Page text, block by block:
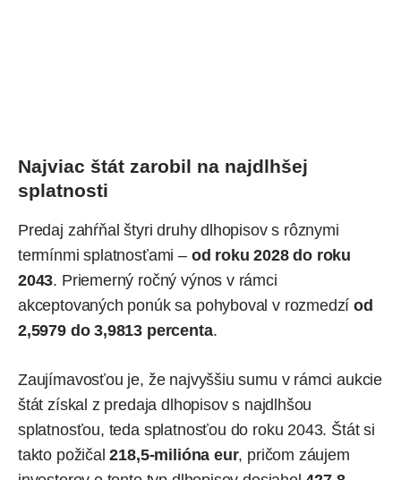
Najviac štát zarobil na najdlhšej
splatnosti
Predaj zahŕňal štyri druhy dlhopisov s rôznymi
termínmi splatnosťami – od roku 2028 do roku
2043. Priemerný ročný výnos v rámci
akceptovaných ponúk sa pohyboval v rozmedzíod
2,5979 do 3,9813 percenta.
Zaujímavosťou je, že najvyššiu sumu v rámci aukcie
štát získal z predaja dlhopisov s najdlhšou
splatnosťou, teda splatnosťou do roku 2043. Štát si
takto požičal218,5-milióna eur, pričom záujem